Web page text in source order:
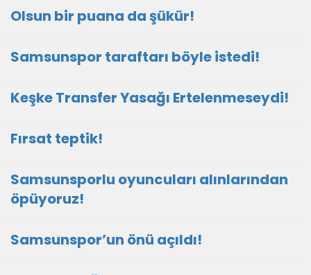
Olsun bir puana da şükür!
Samsunspor taraftarı böyle istedi!
Keşke Transfer Yasağı Ertelenmeseydi!
Fırsat teptik!
Samsunsporlu oyuncuları alınlarından
öpüyoruz!
Samsunspor’un önü açıldı!